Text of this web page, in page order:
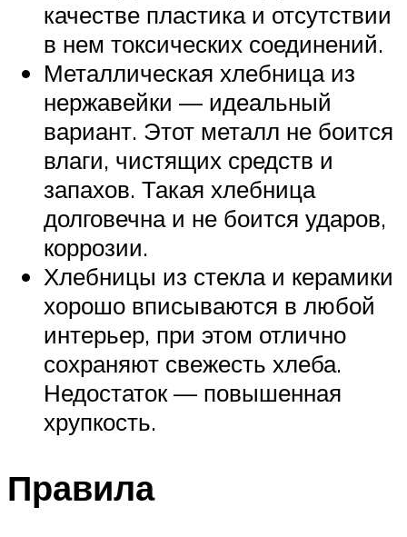
качестве пластика и отсутствии
в нем токсических соединений.
Металлическая хлебница из
нержавейки — идеальный
вариант. Этот металл не боится
влаги, чистящих средств и
запахов. Такая хлебница
долговечна и не боится ударов,
коррозии.
Хлебницы из стекла и керамики
хорошо вписываются в любой
интерьер, при этом отлично
сохраняют свежесть хлеба.
Недостаток — повышенная
хрупкость.
Правила